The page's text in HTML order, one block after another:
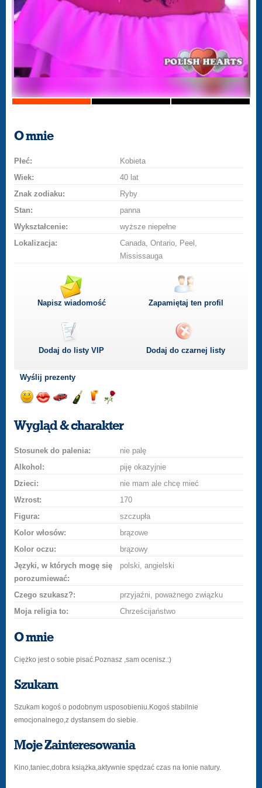
O mnie
Płeć:
Kobieta
Wiek:
40 lat
Znak zodiaku:
Ryby
Stan:
panna
Wykształcenie:
wyższe niepełne
Lokalizacja:
Canada, Ontario, Peel,
Mississauga
Napisz wiadomość Zapamiętaj ten profil
Dodaj do listyVIP Dodaj do czarnej listy
Wyślij prezenty
uśmiech
buziakasamochodem
szampana
drinka
różę
Wygląd & charakter
Stosunek do palenia:
nie palę
Alkohol:
piję okazyjnie
Dzieci:
nie mam ale chcę mieć
Wzrost:
170
Figura:
szczupła
Kolor włosów:
brązowe
Kolor oczu:
brązowy
Języki, w których mogę się
porozumiewać:
polski, angielski
Czego szukasz?:
przyjaźni, poważnego związku
Moja religia to:
Chrześcijaństwo
O mnie
Ciężko jest o sobie pisać.Poznasz ,sam ocenisz.:)
Szukam
Szukam kogoś o podobnym usposobieniu.Kogoś stabilnie
emocjonalnego,z dystansem do siebie.
Moje Zainteresowania
Kino,taniec,dobra książka,aktywnie spędzać czas na łonie natury.